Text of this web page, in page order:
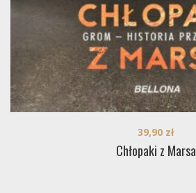
Chłopaki z Marsa
39,90 zł